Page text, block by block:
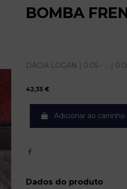
BOMBA
DACIA LOGAN | 0.05 - ... |
42,35 €
Adicionar ao carrinho
Dados do produto